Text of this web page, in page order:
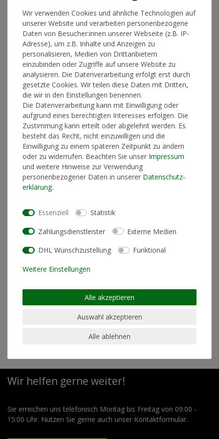
25,00 € *
Lieferzeit 2-4 Werktage
In den Warenkorb
Versandkosten
Produktinformationen
Künstlerinformationen
Passform)
geeignet für Trockner
nein
geeignet für chemische
nein
Wir helfen gerne weiter!
Sie erreichen uns telefonisch Montag bis Freitag von 09:00 -
15:00 Uhr. Nutzen Sie gerne auch unser Kontaktformular.
Wir verwenden Cookies und ähnliche Technologien auf
unserer Website und verarbeiten personenbezogene
Daten von Besucher:innen unserer Webseite (z.B. IP-
Adresse), um z.B. Inhalte und Anzeigen zu
personalisieren, Medien von Drittanbietern
einzubinden oder Zugriffe auf unsere Website zu
analysieren. Die Datenverarbeitung erfolgt erst durch
gesetzte Cookies. Wir teilen diese Daten mit Dritten,
die wir in den Einstellungen benennen.
Die Datenverarbeitung kann mit Einwilligung oder
aufgrund eines berechtigten Interesses erfolgen. Die
Zustimmung kann erteilt oder abgelehnt werden. Es
besteht das Recht, nicht einzuwilligen und die
Einwilligung zu einem späteren Zeitpunkt zu ändern
oder zu widerrufen. Beachten Sie unser Impressum
und weitere Hinweise zur Verwendung
personenbezogener Daten in unserer Daten­schutz­
erklärung.
Essenziell Statistik
Zahlungsdienstleister Externe Medien
DHL Wunschzustellung Funktional
Weitere Einstellungen
Alle akzeptieren
Auswahl akzeptieren
Alle ablehnen